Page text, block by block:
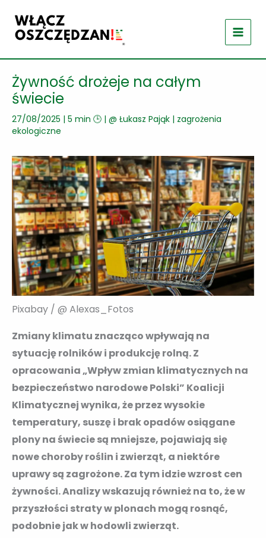
treści
Żywność drożeje na całym
świecie
27/08/2025 | 5 min 🕒 | @ Łukasz Pająk | zagrożenia
ekologiczne
Pixabay / @ Alexas_Fotos
Zmiany klimatu znacząco wpływają na
sytuację rolników i produkcję rolną. Z
opracowania „Wpływ zmian klimatycznych na
bezpieczeństwo narodowe Polski” Koalicji
Klimatycznej wynika, że przez wysokie
temperatury, suszę i brak opadów osiągane
plony na świecie są mniejsze, pojawiają się
nowe choroby roślin i zwierząt, a niektóre
uprawy są zagrożone. Za tym idzie wzrost cen
żywności. Analizy wskazują również na to, że w
przyszłości straty w plonach mogą rosnąć,
podobnie jak w hodowli zwierząt.